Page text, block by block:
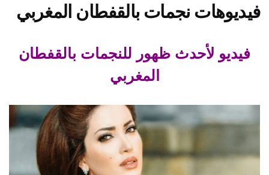
فيديوهات نجمات بالقفطان المغربي
فيديو لأحدث ظهور للنجمات بالقفطان
المغربي